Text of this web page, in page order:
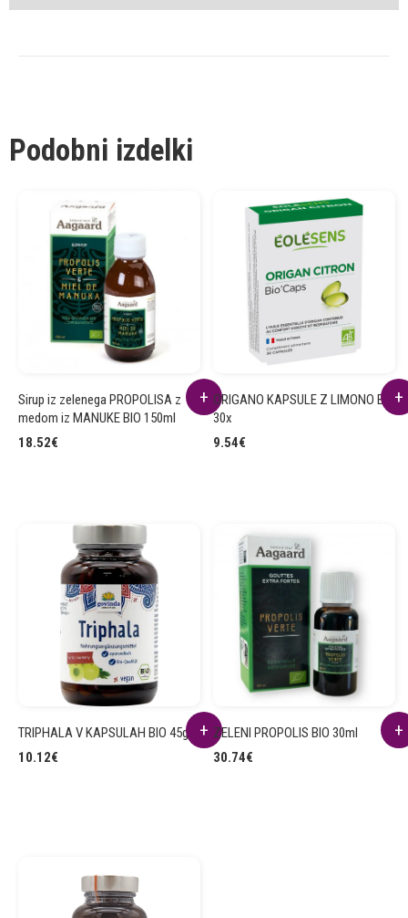
Podobni izdelki
Sirup iz zelenega PROPOLISA z
medom iz MANUKE BIO 150ml
18.52€
ORIGANO KAPSULE Z LIMONO BIO
30x
9.54€
TRIPHALA V KAPSULAH BIO 45g
10.12€
ZELENI PROPOLIS BIO 30ml
30.74€